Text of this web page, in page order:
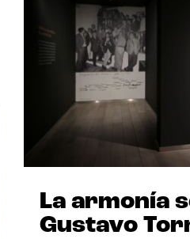
La armonía
Gustavo